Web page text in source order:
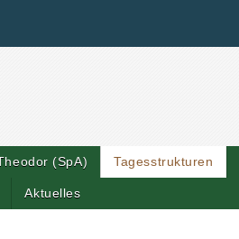
(SpA) Tagesstrukturen
Aktuelles